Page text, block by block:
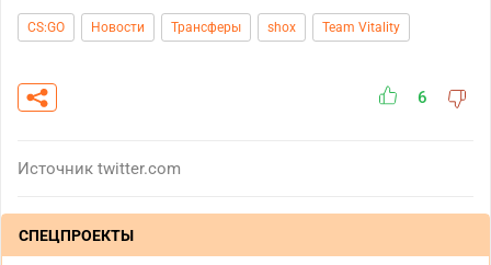
CS:GO Новости Трансферы shox Team Vitality
6
Источник twitter.com
СПЕЦПРОЕКТЫ